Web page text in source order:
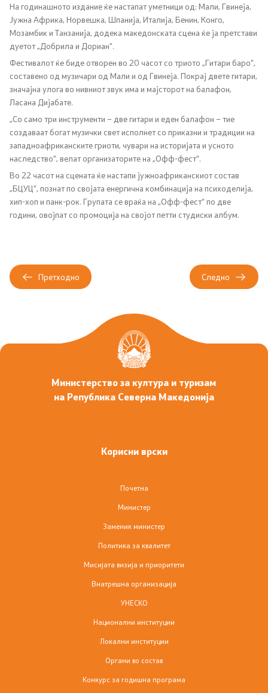
Совет за македонски јазик
Совет на Европа
Творештво
Односи со јавност
Соопштенија
Фотогалерија
Новости
Дизајн елементи
Конкурс за годишна програма
Обрасци
Завршени јавни огласи
Резултати од конкурси
На годинашното издание ќе настапат уметници од: Мали, Гвинеја,
Јужна Африка, Норвешка, Шпанија, Италија, Бенин, Конго,
Мозамбик и Танзанија, додека македонската сцена ќе ја претстави
дуетот „Добрила и Дориан“.
Фестивалот ќе биде отворен во 20 часот со триото „Гитари баро“,
составено од музичари од Мали и од Гвинеја. Покрај двете гитари,
значајна улога во нивниот звук има и мајсторот на балафон,
Ласана Дијабате.
„Со само три инструменти – две гитари и еден балафон – тие
создаваат богат музички свет исполнет со приказни и традиции на
западноафриканските гриоти, чувари на историјата и усното
наследство“, велат организаторите на „Офф-фест“.
Во 22 часот на сцената ќе настапи јужноафриканскиот состав
„БЦУЦ“, познат по својата енергична комбинација на психоделија,
хип-хоп и панк-рок. Групата се враќа на „Офф-фест“ по две
години, овојпат со промоција на својот петти студиски албум.
Претходно Следно
Министерство за култура и туризам
на Република Северна Македонија
Корисни врски
Почетна
Министер
Заменик министер
Политика за квалитет
Мисијата визија и приоритети
Внатрешна организација
УНЕСКО
Национални институции
Локални институции
Органи во состав
Конкурс за годишна програма